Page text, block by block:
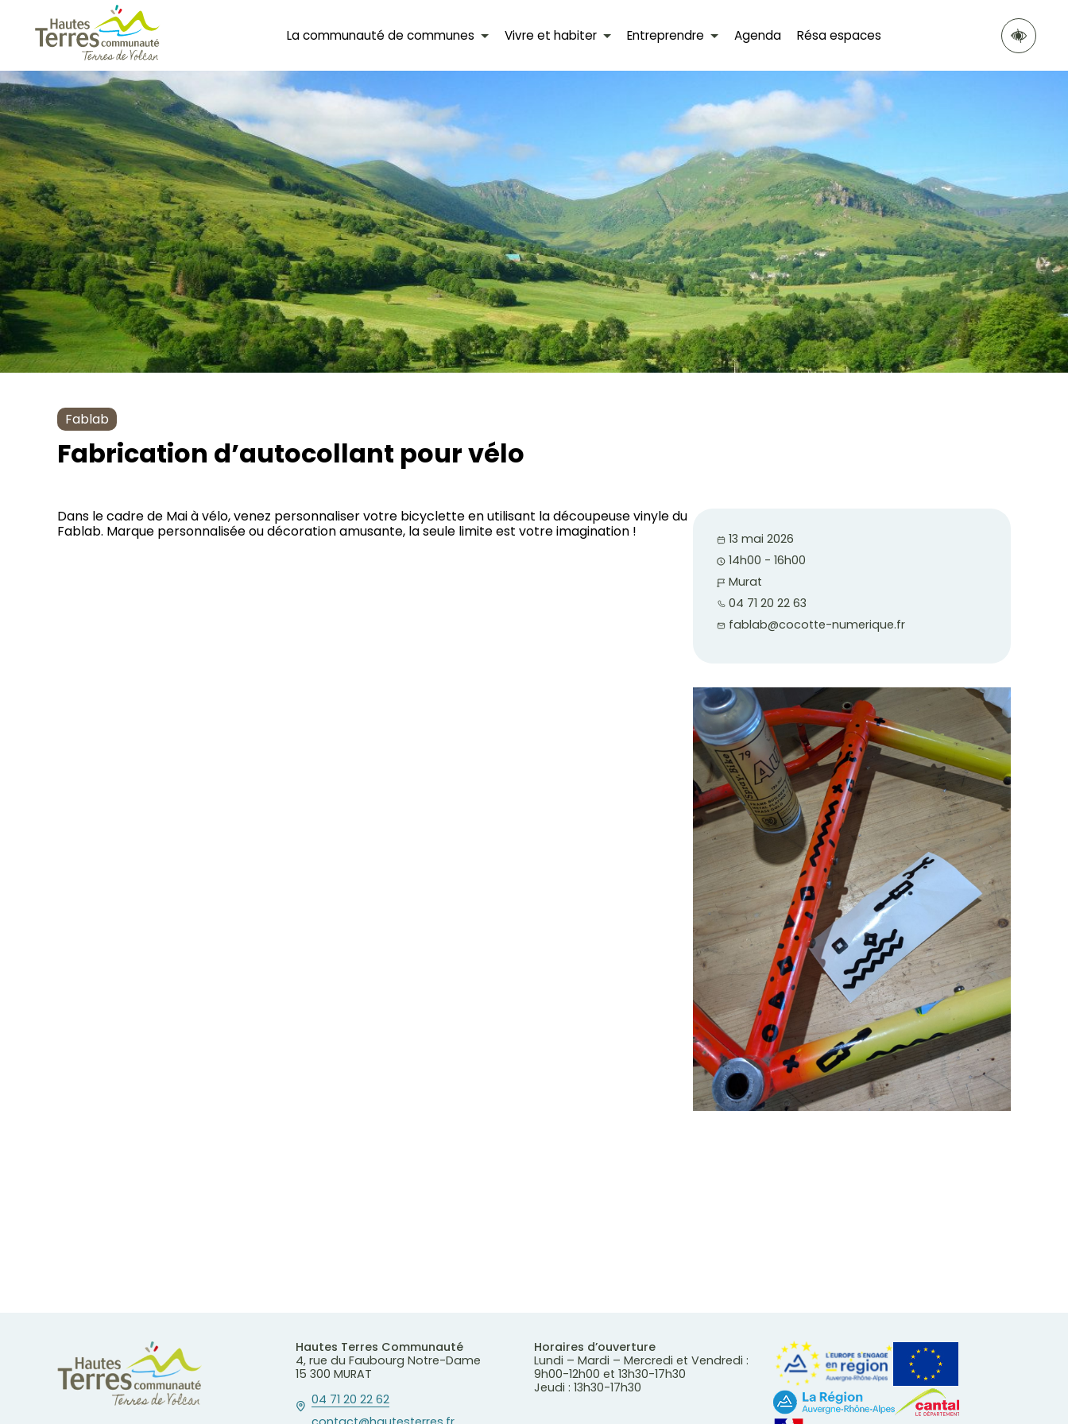
La communauté de communes Vivre et habiter Entreprendre Agenda Résa espaces
Fablab
Fabrication d’autocollant pour vélo
Dans le cadre de Mai à vélo, venez personnaliser votre bicyclette en utilisant la découpeuse vinyle du
Fablab. Marque personnalisée ou décoration amusante, la seule limite est votre imagination !
13 mai 2026
14h00 - 16h00
Murat
04 71 20 22 63
fablab@cocotte-numerique.fr
Hautes Terres Communauté
4, rue du Faubourg Notre-Dame
15 300 MURAT
04 71 20 22 62
Horaires d’ouverture
Lundi – Mardi – Mercredi et Vendredi :
9h00-12h00 et 13h30-17h30
Jeudi : 13h30-17h30